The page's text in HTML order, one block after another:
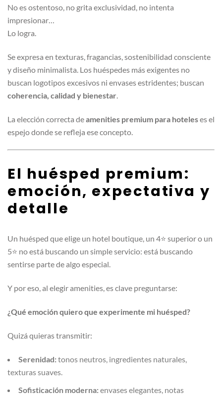
No es ostentoso, no grita exclusividad, no intenta
impresionar…
Lo logra.
Se expresa en texturas, fragancias, sostenibilidad consciente
y diseño minimalista. Los huéspedes más exigentes no
buscan logotipos excesivos ni envases estridentes; buscan
coherencia, calidad y bienestar.
La elección correcta deamenities premium para hoteleses el
espejo donde se refleja ese concepto.
El huésped premium:
emoción, expectativa y
detalle
Un huésped que elige un hotel boutique, un 4⭐ superior o un
5⭐ no está buscando un simple servicio: está buscando
sentirse parte de algo especial.
Y por eso, al elegir amenities, es clave preguntarse:
¿Qué emoción quiero que experimente mi huésped?
Quizá quieras transmitir:
Serenidad:tonos neutros, ingredientes naturales,
texturas suaves.
Sofisticación moderna:envases elegantes, notas